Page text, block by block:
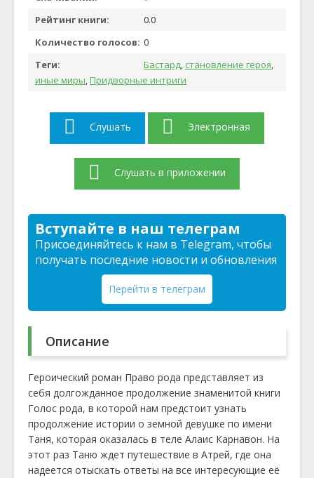
Рейтинг книги:
0.0
Количество голосов: 0
Теги:
Бастард, становление героя,
иные миры,Придворные интриги
Слушать Электронная
Слушать в приложении
Вступайте в наш телеграм
Присоединяйтесь к нам в Telegram, чтобы
получать последние новости и обновления
Перейти в телеграм
Описание
Героический роман Право рода представляет из
себя долгожданное продолжение знаменитой книги
Голос рода, в которой нам предстоит узнать
продолжение истории о земной девушке по имени
Таня, которая оказалась в теле Алаис Карнавон. На
этот раз Таню ждет путешествие в Атрей, где она
надеется отыскать ответы на все интересующие её